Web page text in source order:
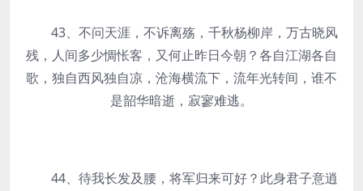
43、不问天涯，不诉离殇，千秋杨柳岸，万古晓风
残，人间多少惆怅客，又何止昨日今朝？各自江湖各自
歌，独自西风独自凉，沧海横流下，流年光转间，谁不
是韶华暗逝，寂寥难逃。
44、待我长发及腰，将军归来可好？此身君子意逍